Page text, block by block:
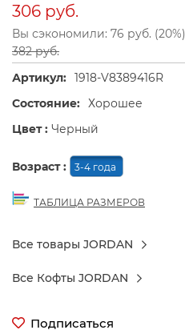
306 руб.
Вы сэкономили: 76 руб. (20%)
382 руб.
Артикул: 1918-V8389416R
Состояние: Хорошее
Цвет : Черный
Возраст : 3-4 года
ТАБЛИЦА РАЗМЕРОВ
Все товары JORDAN
Все Кофты JORDAN
Подписаться